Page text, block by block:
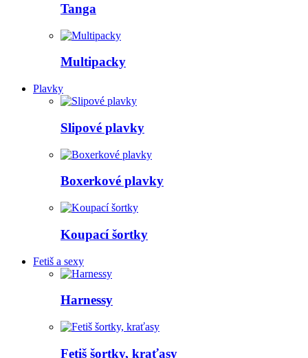
Tanga
Multipacky
Plavky
Slipové plavky
Boxerkové plavky
Koupací šortky
Fetiš a sexy
Harnessy
Fetiš šortky, kraťasy